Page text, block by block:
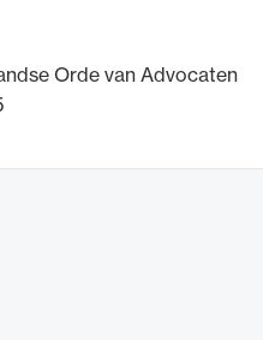
Orde van Advocaten